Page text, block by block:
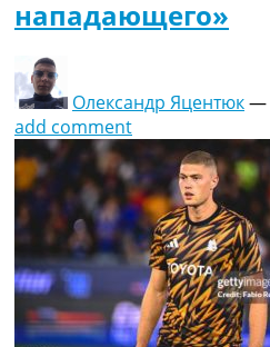
нападающего»
Олександр Яцентюк—
add comment